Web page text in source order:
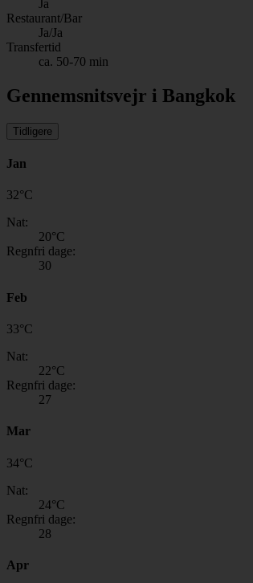
Ja
Restaurant/Bar
Ja/Ja
Transfertid
ca. 50-70 min
Gennemsnitsvejr i Bangkok
Tidligere
Jan
32°C
Nat:
20°C
Regnfri dage:
30
Feb
33°C
Nat:
22°C
Regnfri dage:
27
Mar
34°C
Nat:
24°C
Regnfri dage:
28
Apr